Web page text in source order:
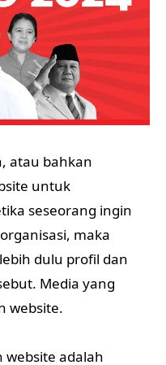
atau bahkan
untuk
seseorang ingin
maka
dulu profil dan
Media yang
website.
website adalah